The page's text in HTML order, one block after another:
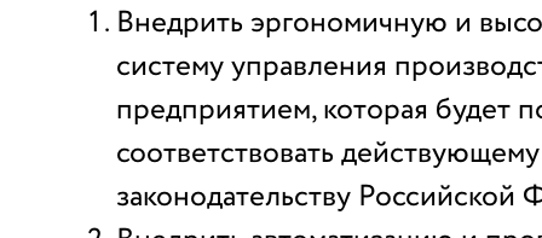
Внедрить эргономичную и
систему управления
предприятием, которая будет
соответствовать действующему
законодательству Российской